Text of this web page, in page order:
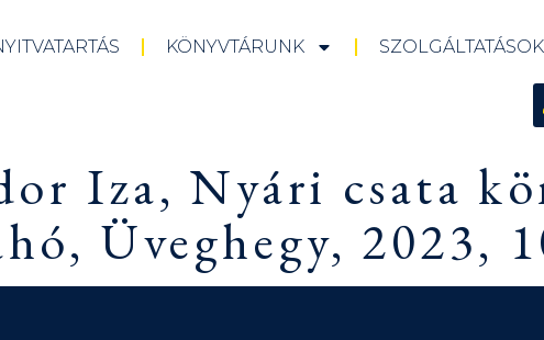
KÖNYVTÁRUNK SZOLGÁLTATÁSOK
Iza, Nyári csata
Üveghegy, 2023,